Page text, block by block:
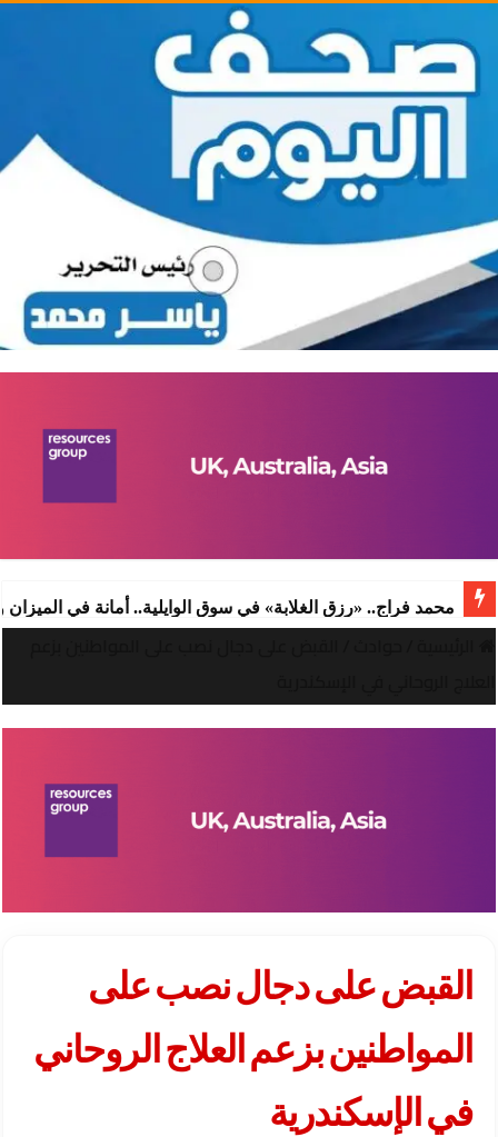
محمد فراج.. «رزق الغلابة» في سوق الوايلية.. أمانة في
القبض على دجال نصب على
المواطنين بزعم العلاج الروحاني
في الإسكندرية